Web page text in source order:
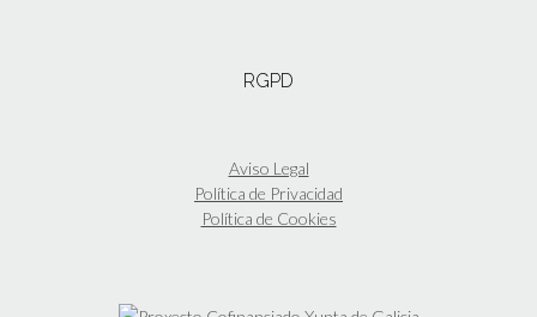
RGPD
Aviso Legal
Política de Privacidad
Política de Cookies